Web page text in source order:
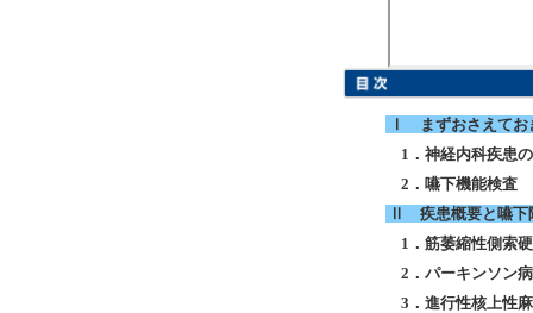
Ⅰ まずおさえてお
1．神経内科疾患
2．嚥下機能検査
Ⅱ 疾患概要と嚥下
1．筋萎縮性側索
2．パーキンソン病
3．進行性核上性